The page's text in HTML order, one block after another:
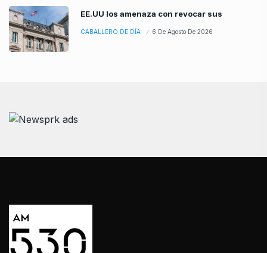
EE.UU los amenaza con revocar sus
CABALLERO DE DÍA 6 De Agosto De 2026